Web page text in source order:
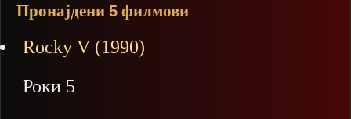
Пронајдени 5 филмови
Rocky V (1990)
Роки 5